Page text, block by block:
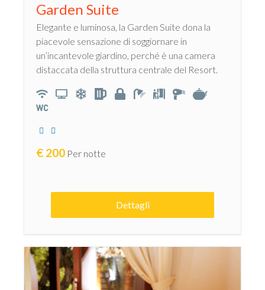
Garden Suite
Elegante e luminosa, la Garden Suite dona la
piacevole sensazione di soggiornare in
un’incantevole giardino, perché è una camera
distaccata della struttura centrale del Resort.
€ 200 Per notte
Dettagli